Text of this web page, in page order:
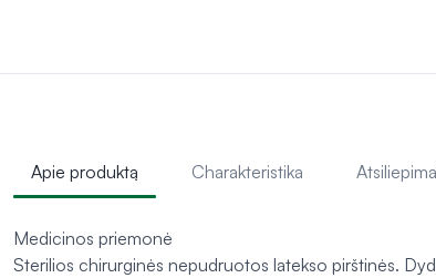
Apie produktą Charakteristika
Medicinos priemonė
Sterilios chirurginės nepudruotos latekso pirštinės.